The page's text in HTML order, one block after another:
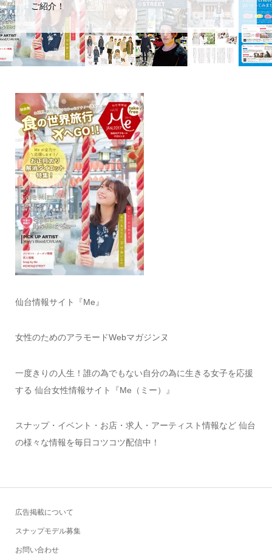
ご紹介！
仙台情報サイト『Me』
女性のためのアラモードWebマガジンヌ
一度きりの人生！誰の為でもない自分の為に生きる女子を応援
する 仙台女性情報サイト『Me（ミー）』
スナップ・イベント・お店・求人・アーティスト情報など 仙台
の様々な情報を毎日コツコツ配信中！
広告掲載について
スナップモデル募集
お問い合わせ